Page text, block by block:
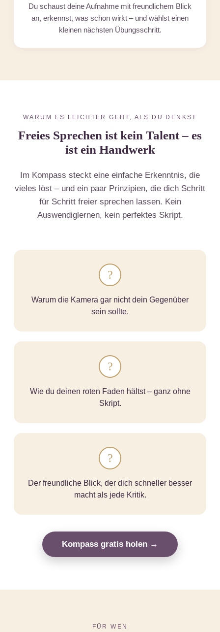
Du schaust deine Aufnahme mit freundlichem Blick
an, erkennst, was schon wirkt – und wählst einen
kleinen nächsten Übungsschritt.
WARUM ES LEICHTER GEHT, ALS DU DENKST
Freies Sprechen ist kein Talent – es
ist ein Handwerk
Im Kompass steckt eine einfache Erkenntnis, die
vieles löst – und ein paar Prinzipien, die dich Schritt
für Schritt freier sprechen lassen. Kein
Auswendiglernen, kein perfektes Skript.
?
Warum die Kamera gar nicht dein Gegenüber
sein sollte.
?
Wie du deinen roten Faden hältst – ganz ohne
Skript.
?
Der freundliche Blick, der dich schneller besser
macht als jede Kritik.
Kompass gratis holen →
FÜR WEN